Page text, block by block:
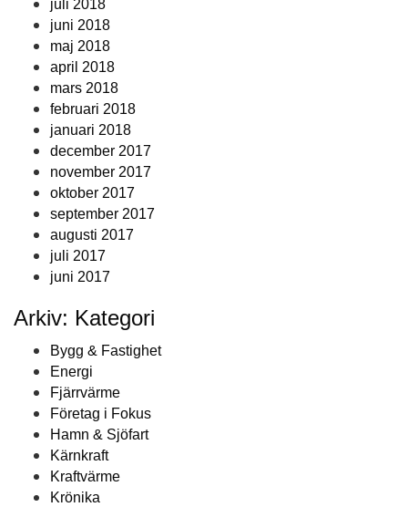
juli 2018
juni 2018
maj 2018
april 2018
mars 2018
februari 2018
januari 2018
december 2017
november 2017
oktober 2017
september 2017
augusti 2017
juli 2017
juni 2017
Arkiv: Kategori
Bygg & Fastighet
Energi
Fjärrvärme
Företag i Fokus
Hamn & Sjöfart
Kärnkraft
Kraftvärme
Krönika